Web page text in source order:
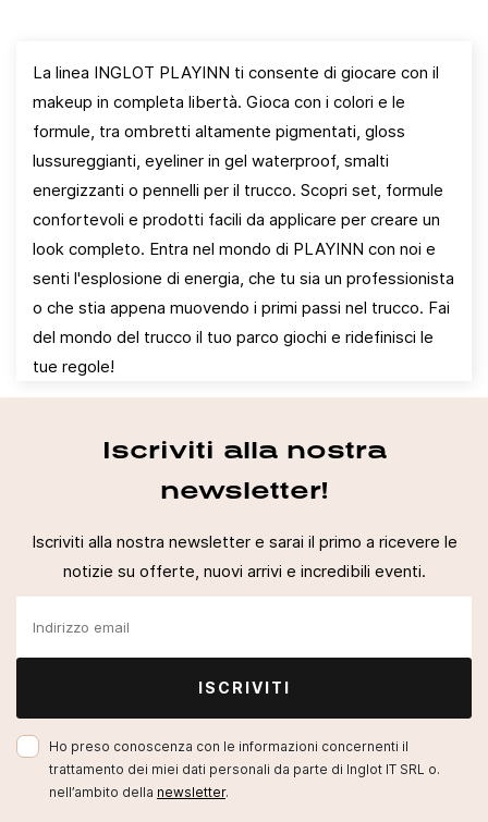
La linea INGLOT PLAYINN ti consente di giocare con il
makeup in completa libertà. Gioca con i colori e le
formule, tra ombretti altamente pigmentati, gloss
lussureggianti, eyeliner in gel waterproof, smalti
energizzanti o pennelli per il trucco. Scopri set, formule
confortevoli e prodotti facili da applicare per creare un
look completo. Entra nel mondo di PLAYINN con noi e
senti l'esplosione di energia, che tu sia un professionista
o che stia appena muovendo i primi passi nel trucco. Fai
del mondo del trucco il tuo parco giochi e ridefinisci le
tue regole!
Iscriviti alla nostra
newsletter!
Iscriviti alla nostra newsletter e sarai il primo a ricevere le
notizie su offerte, nuovi arrivi e incredibili eventi.
ISCRIVITI
Ho preso conoscenza con le informazioni concernenti il
trattamento dei miei dati personali da parte di Inglot IT SRL o.
nell’ambito della newsletter.